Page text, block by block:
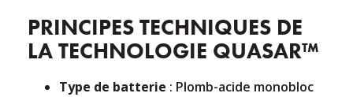
PRINCIPES TECHNIQUES DE
LA TECHNOLOGIE QUASAR™
Type de batterie : Plomb-acide monobloc